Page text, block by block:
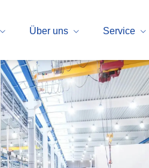
Über uns Service